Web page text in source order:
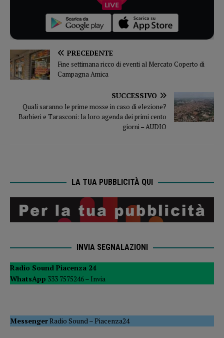
PRECEDENTE
Fine settimana ricco di eventi al Mercato Coperto di
Campagna Amica
SUCCESSIVO
Quali saranno le prime mosse in caso di elezione?
Barbieri e Tarasconi: la loro agenda dei primi cento
giorni – AUDIO
LA TUA PUBBLICITÀ QUI
INVIA SEGNALAZIONI
Radio Sound Piacenza 24
WhatsApp 333 7575246 – Invia
MessengerRadio Sound–Piacenza24